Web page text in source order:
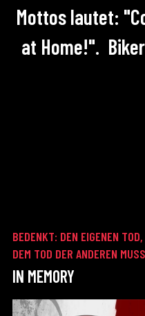
Mottos lautet:
at Home!".
BEDENKT: DEN EIGENEN
DEM TOD DER ANDEREN
IN MEMORY